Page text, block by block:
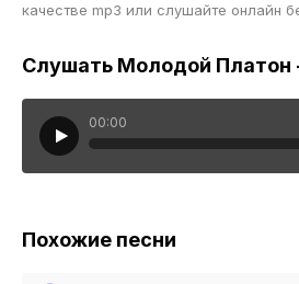
качестве mp3 или слушайте онлайн
Слушать Молодой Платон
00:00
Похожие песни